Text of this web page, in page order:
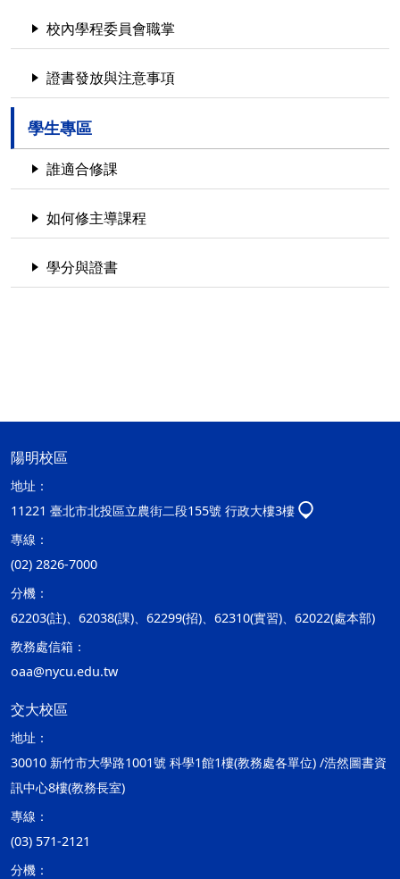
校內學程委員會職掌
證書發放與注意事項
學生專區
誰適合修課
如何修主導課程
學分與證書
陽明校區
地址：
11221 臺北市北投區立農街二段155號 行政大樓3樓
專線：
(02) 2826-7000
分機：
62203(註)、62038(課)、62299(招)、62310(實習)、62022(處本部)
教務處信箱：
oaa@nycu.edu.tw
交大校區
地址：
30010 新竹市大學路1001號 科學1館1樓(教務處各單位) /浩然圖書資
訊中心8樓(教務長室)
專線：
(03) 571-2121
分機：